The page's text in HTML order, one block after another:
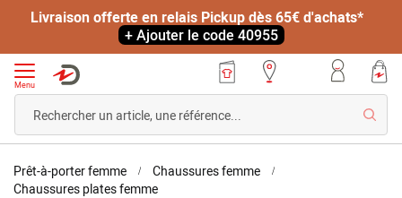
Livraison offerte en relais Pickup dès 65€ d'achats*
+ Ajouter le code 40955
Menu
Accueil
Prêt-à-porter femme
Chaussures femme
Chaussures plates femmeBaskets-